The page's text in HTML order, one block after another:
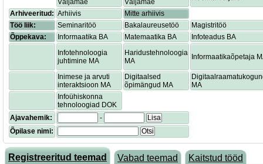
Väljamäe
Väljamäe
Arhiveeritud: Arhiivis
Mitte arhiivis
Töö liik:
Seminaritöö Bakalaureusetöö
Magistritöö
Õppekava:
Informaatika BA Matemaatika BA
Infoteadus BA
Infotehnoloogia
juhtimine MA
Haridustehnoloogia
MA
Informaatikaõpetaja
Inimese ja arvuti
interaktsioon MA
Digitaalsed
õpimängud MA
MA
Infoühiskonna
tehnoloogiad DOK
Ajavahemik:
-
Lisa
Õpilase nimi:
Otsi
Registreeritud teemad Vabad teemad Kaitstud tööd